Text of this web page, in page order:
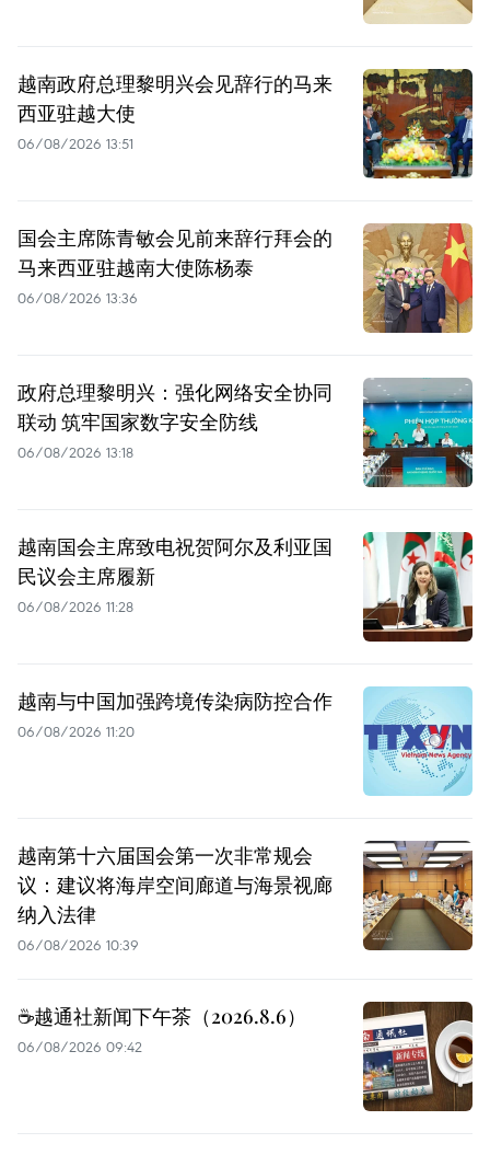
越南政府总理黎明兴会见辞行的马来
西亚驻越大使
06/08/2026 13:51
国会主席陈青敏会见前来辞行拜会的
马来西亚驻越南大使陈杨泰
06/08/2026 13:36
政府总理黎明兴：强化网络安全协同
联动 筑牢国家数字安全防线
06/08/2026 13:18
越南国会主席致电祝贺阿尔及利亚国
民议会主席履新
06/08/2026 11:28
越南与中国加强跨境传染病防控合作
06/08/2026 11:20
越南第十六届国会第一次非常规会
议：建议将海岸空间廊道与海景视廊
纳入法律
06/08/2026 10:39
☕️越通社新闻下午茶（2026.8.6）
06/08/2026 09:42